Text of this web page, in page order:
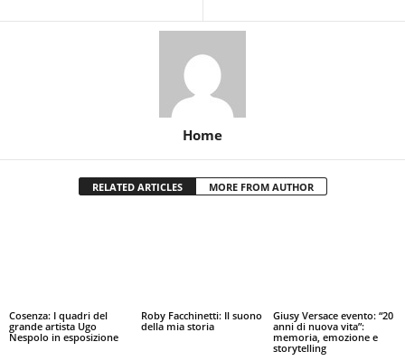
Home
RELATED ARTICLES MORE FROM AUTHOR
Cosenza: I quadri del
grande artista Ugo
Nespolo in esposizione
Roby Facchinetti: Il suono
della mia storia
Giusy Versace evento: “20
anni di nuova vita”:
memoria, emozione e
storytelling